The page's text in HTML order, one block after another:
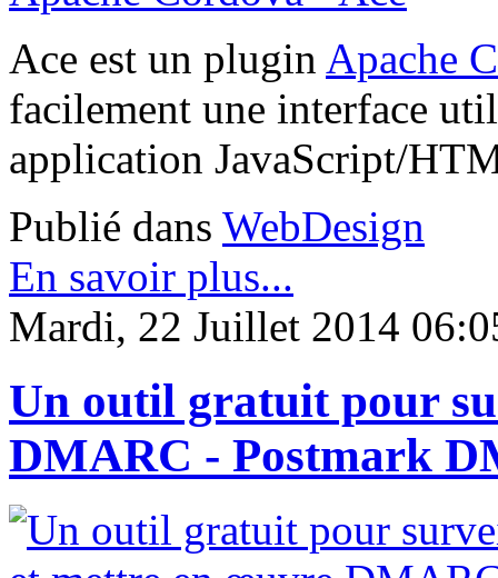
Ace est un plugin Apache
facilement une interface
application JavaScript/
Publié dans WebDesign
En savoir plus...
Mardi, 22 Juillet 2014
Un outil gratuit pour
DMARC - Postmark